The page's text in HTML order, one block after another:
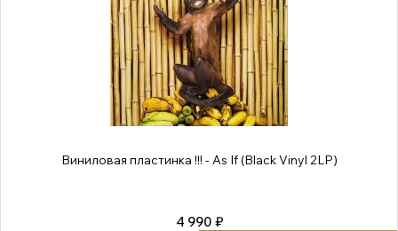
Виниловая пластинка !!! - As If (Black Vinyl 2LP)
4 990 ₽